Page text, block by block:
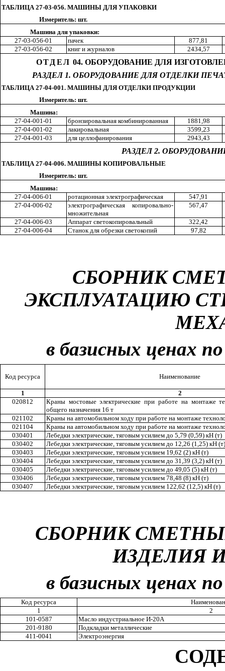
ТАБЛИЦА 27-03-056. МАШИНЫ ДЛЯ УПАКОВКИ
Измеритель: шт.
Машина для упаковки:
27-03-056-01
пачек 877,81
27-03-056-02
книг и журналов 2434,57
ОТДЕЛ 04. ОБОРУДОВАНИЕ ДЛЯ
РАЗДЕЛ 1. ОБОРУДОВАНИЕ ДЛЯ ОТДЕЛКИ
ТАБЛИЦА 27-04-001. МАШИНЫ ДЛЯ ОТДЕЛКИ ПРОДУКЦИИ
Измеритель: шт.
Машина:
27-04-001-01
бронзировальная комбинированная 1881,98
27-04-001-02
лакировальная 3599,23
27-04-001-03
для целлофанирования 2943,43
РАЗДЕЛ 2.
ТАБЛИЦА 27-04-006. МАШИНЫ КОПИРОВАЛЬНЫЕ
Измеритель: шт.
Машина:
27-04-006-01
ротационная электрографическая 547,91
27-04-006-02
электрографическая копировально-
множительная
567,47
27-04-006-03 Аппарат светокопировальный 322,42
27-04-006-04
Станок для обрезки светокопий 97,82
СБОРНИК
ЭКСПЛУАТАЦИЮ
в базисных ценах
Код ресурса Наименование
1
2
020812
Краны мостовые электрические при работе на монтаже
общего назначения 16 т
021102
Краны на автомобильном ходу при работе на монтаже
021104
Краны на автомобильном ходу при работе на монтаже
030401
Лебедки электрические, тяговым усилием до 5,79 (0,59) кН (т)
030402
Лебедки электрические, тяговым усилием до 12,26 (1,25) кН (т)
030403
Лебедки электрические, тяговым усилием 19,62 (2) кН (т)
030404
Лебедки электрические, тяговым усилием до 31,39 (3,2) кН (т)
030405
Лебедки электрические, тяговым усилием до 49,05 (5) кН (т)
030406
Лебедки электрические, тяговым усилием 78,48 (8) кН (т)
030407
Лебедки электрические, тяговым усилием 122,62 (12,5) кН (т)
СБОРНИК
ИЗДЕЛИЯ
в базисных ценах
Код ресурса
1
2
101-0587
Масло индустриальное И-20А
201-9180
Подкладки металлические
411-0041
Электроэнергия